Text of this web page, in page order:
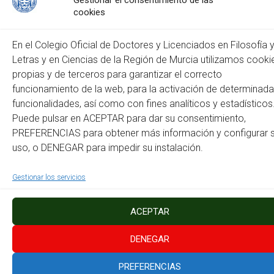
cookies
En el Colegio Oficial de Doctores y Licenciados en Filosofía
Letras y en Ciencias de la Región de Murcia utilizamos
propias y de terceros para garantizar el correcto
funcionamiento de la web, para la activación de
funcionalidades, así como con fines analíticos y
Puede pulsar en ACEPTAR para dar su consentimiento,
PREFERENCIAS para obtener más información y configurar
uso, o DENEGAR para impedir su instalación.
Gestionar los servicios
ACEPTAR
DENEGAR
PREFERENCIAS
Este sitio usa Akismet para reducir el spam.Aprende cómo
se procesan los datos de tus comentarios.
Copyright © 2026Colegio Oficial de Doctores y Licenciados en Filosofía y Letras
y en Ciencias de la Región de Murcia. Todos los derechos reservados.
por ThemeGrill. Funciona con
Política de Cookies
Mapa del Sitio Accesibilidad Instagram Facebook